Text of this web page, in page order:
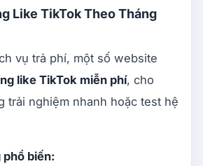
Like TikTok Theo Tháng
vụ trả phí, một số website
like TikTok miễn phí, cho
trải nghiệm nhanh hoặc test hệ
biến: